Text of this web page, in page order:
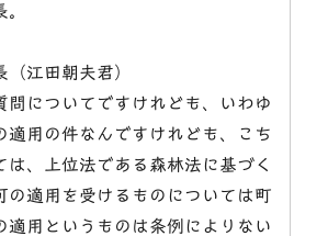
江田朝夫君）
についてですけれども、いわゆ
適用の件なんですけれども、こち
は、上位法である森林法に基づく
の適用を受けるものについては町
適用というものは条例によりない